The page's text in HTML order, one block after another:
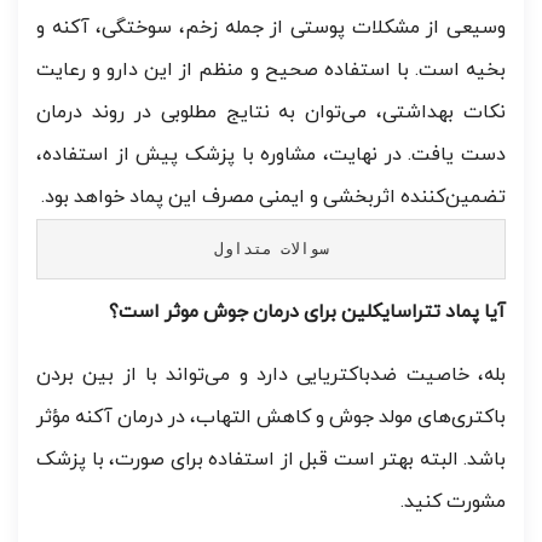
وسیعی از مشکلات پوستی از جمله زخم، سوختگی، آکنه و
بخیه است. با استفاده صحیح و منظم از این دارو و رعایت
نکات بهداشتی، می‌توان به نتایج مطلوبی در روند درمان
دست یافت. در نهایت، مشاوره با پزشک پیش از استفاده،
تضمین‌کننده اثربخشی و ایمنی مصرف این پماد خواهد بود.
سوالات متداول
آیا پماد تتراسایکلین برای درمان جوش موثر است؟
بله، خاصیت ضدباکتریایی دارد و می‌تواند با از بین بردن
باکتری‌های مولد جوش و کاهش التهاب، در درمان آکنه مؤثر
باشد. البته بهتر است قبل از استفاده برای صورت، با پزشک
مشورت کنید.